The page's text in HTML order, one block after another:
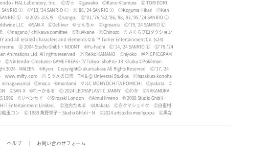
/ HAL Laboratory, Inc. Ⓒガゥ ©gawako ⒸKano Kitamura
Ⓒ TORIDORI
Ⓛ Ⓒ'13,'24 SANRIO Ⓛ Ⓒ'88,'24 SANRIO Ⓛ ⒸKoguma Hikari
ⒸKen
Ⓛ © 2025 ぶんち Ⓒsango.
Ⓒ'01,'76,'82,'86,'88,'93,'95,'24 SANRIO Ⓛ
LLC ©SAN-X ⒸDelliver © せんちゃ ©kgmania
Ⓒ'79,'24 SANRIO Ⓛ
Ⓒnagano / chiikawa comittee ©RiuAkane ⒸChinozo
© さくらプロダクション
and all related characters and elements © & ™ Turner Entertainment Co. (s24)
Ⓒ 2004 Studio Ghibli・NDDMT ©︎Yu-hachi Ⓒ'14,'24 SANRIO Ⓛ
Ⓒ'76,'24
Animations Ltd. All rights reserved Ⓒ Reiko KAMANO ©︎hiyoko
＠PICPICGRAM
ⒸNintendo･Creatures･GAME FREAK･TV Tokyo･ShoPro･JR Kikaku ©Pokémon
2024 - MAIZEN ©Kyon CopyrightⒸ akarisakasu All Rights Reserved
Ⓒ'17,'24
www.miffy.com Ⓒ ミツメの日常 TM & @ Universal Studios
Ⓒhazakura konoha
Ⓒmoca ©︎montomi マルC MONYOCHITA POMICHI Ⓒyakata
©︎
©SAN-X ©︎れーかるる Ⓒ 2024 LEDRAPLASTIC JAMMY Ⓒわか
©NAKAMURA
1996 ©リベンセイ ⒸSirosaki London ©AimuHimeno
© 2008 Studio Ghibli・
Entertainment Limited. Ⓒ池内たぬま ©Utakata Ⓒ白クマシェイク
Ⓒ白蜜柑
玉コン Ⓒ 1989 角野栄子・Studio Ghibli・N ©︎2024 artstudio mochappa
Ⓒ黒な
ヘルプ お問い合わせフォーム